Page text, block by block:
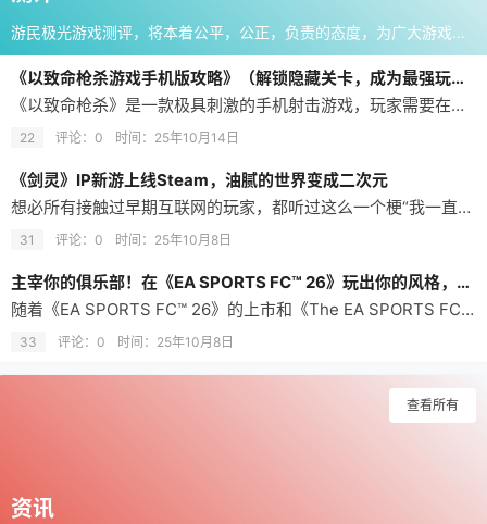
游民极光游戏测评，将本着公平，公正，负责的态度，为广大游戏玩家带来专业，深度的游戏点评文章，和更具公信力的游戏评分。竭尽所能打造出玩家心目中的原创品牌级栏目。
《以致命枪杀游戏手机版攻略》（解锁隐藏关卡，成为最强玩家！）
《以致命枪杀》是一款极具刺激的手机射击游戏，玩家需要在各种战斗场景中使用各类武器与敌人进行对抗。本文将提供一些攻略技巧，帮助玩家快速提升实力，成为游戏中的顶尖玩家。 一：掌握基本操作技巧 玩家需要熟练掌握游戏的基本操作技巧。通过触摸屏幕进行移动和瞄准，使用虚拟按钮进行射击和换弹，合理运用这些操作技巧可以提高游戏的准确度和反应速度。 二：选择合适的武器 不同的武器在游戏中有着不同的特点和用途。玩家需…
22 评论：0 时间： 25年10月14日
《剑灵》IP新游上线Steam，油腻的世界变成二次元
想必所有接触过早期互联网的玩家，都听过这么一个梗“我一直在洗澡，油腻的师姐在哪里”。这段来时《剑灵》端游的台词，配合游戏PV中热辣油腻的女性角色建模，成为当时风头无二的一个互联网梗，这种源自《剑灵》的性感美术风格，也使这款游戏成为了当时的热门大作。 而十几年后，《剑灵》的美术总监金亨泰，通过《剑星》《妮姬》两款作品，再度证明了这种韩式性感风在全球范围内依旧有着极多受众。 而沉寂了许久的“剑灵IP”…
31 评论：0 时间： 25年10月8日
主宰你的俱乐部！在《EA SPORTS FC™ 26》玩出你的风格，现已全球推出
随着《EA SPORTS FC™ 26》的上市和《The EA SPORTS FC™ Mobile》26 更新，EA SPORTS FC 为大家提供目前最受社群推动的足球体验 加州红木城 - 2025 年 9 月 26 日——今天，Electronic Arts Inc.(NASDAQ：EA) 邀请来自全球各个平台的玩家庆祝世界级的游戏《EA SPORTS FC™ 26》于…
33 评论：0 时间： 25年10月8日
资讯
查看所有